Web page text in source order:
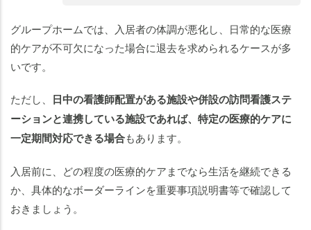
グループホームでは、入居者の体調が悪化し、日常的な医療
的ケアが不可欠になった場合に退去を求められるケースが多
いです。
ただし、 日中の看護師配置がある施設や併設の訪問看護ステ
ーションと連携している施設であれば、特定の医療的ケアに
一定期間対応できる場合もあります。
入居前に、どの程度の医療的ケアまでなら生活を継続できる
か、具体的なボーダーラインを重要事項説明書等で確認して
おきましょう。